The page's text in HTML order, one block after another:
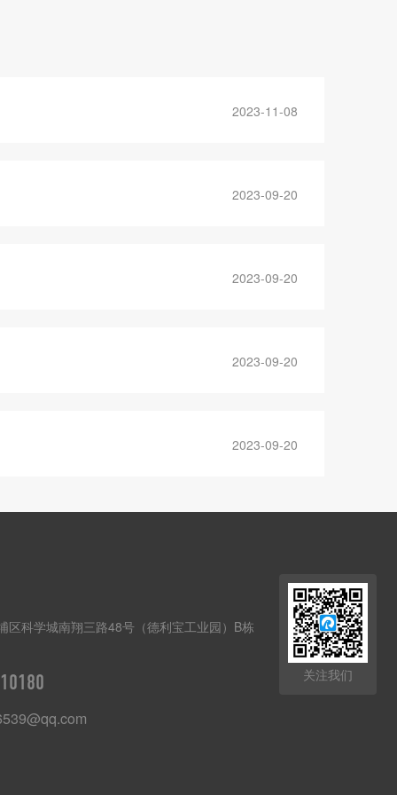
2023-11-08
2023-09-20
2023-09-20
2023-09-20
2023-09-20
区科学城南翔三路48号（德利宝工业园）B栋
关注我们